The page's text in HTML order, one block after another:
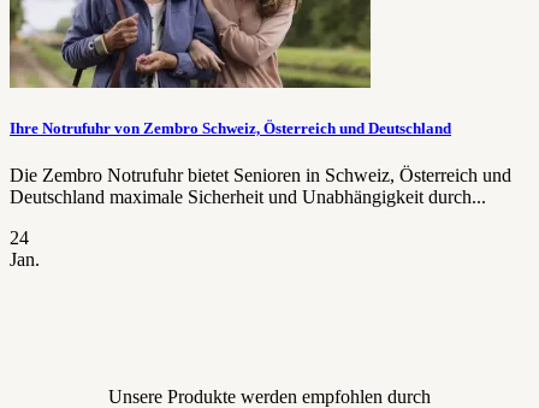
Ihre Notrufuhr von Zembro Schweiz, Österreich und Deutschland
Die Zembro Notrufuhr bietet Senioren in Schweiz, Österreich und
Deutschland maximale Sicherheit und Unabhängigkeit durch...
24
Jan.
Unsere Produkte werden empfohlen durch